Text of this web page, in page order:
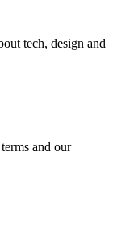
tech, design and
and our